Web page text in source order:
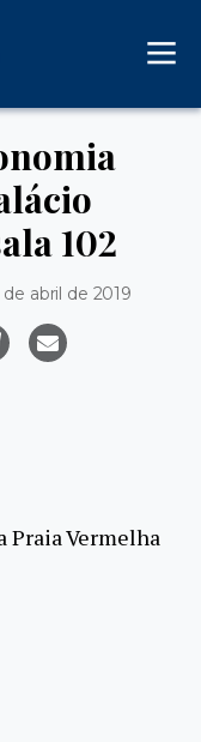
102
abril de 2019
Praia Vermelha